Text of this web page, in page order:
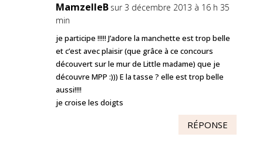
MamzelleB sur 3 décembre 2013 à 16 h 35
min
je participe !!!!! J’adore la manchette est trop belle
et c’est avec plaisir (que grâce à ce concours
découvert sur le mur de Little madame) que je
découvre MPP :))) E la tasse ? elle est trop belle
aussi!!!!
je croise les doigts
RÉPONSE